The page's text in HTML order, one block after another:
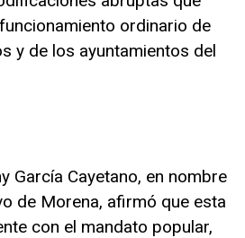
ordinario de
y de los ayuntamientos del
García Cayetano, en nombre
de Morena, afirmó que esta
con el mandato popular,